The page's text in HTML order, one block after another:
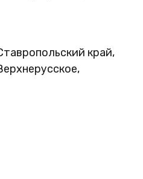
край,